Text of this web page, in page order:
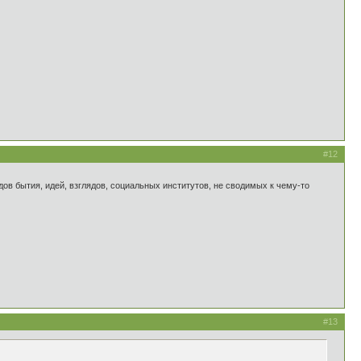
#12
идей, взглядов, социальных институтов, не сводимых к чему-то
#13